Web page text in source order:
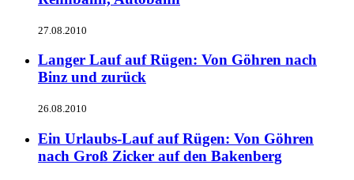
27.08.2010
Langer Lauf auf Rügen: Von Göhren nach
Binz und zurück
26.08.2010
Ein Urlaubs-Lauf auf Rügen: Von Göhren
nach Groß Zicker auf den Bakenberg